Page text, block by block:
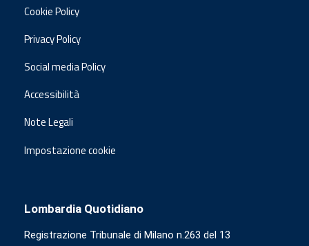
Cookie Policy
Privacy Policy
Social media Policy
Accessibilità
Note Legali
Impostazione cookie
Lombardia Quotidiano
Registrazione Tribunale di Milano n.263 del 13